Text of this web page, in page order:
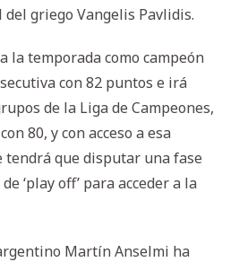
griego Vangelis Pavlidis.
la temporada como campeón
con 82 puntos e irá
de la Liga de Campeones,
80, y con acceso a esa
tendrá que disputar una fase
‘play off’ para acceder a la
Martín Anselmi ha